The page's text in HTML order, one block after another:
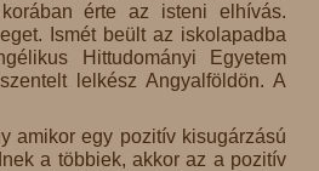
érte az isteni elhívás.
Ismét beült az iskolapadba
Hittudományi Egyetem
lelkész Angyalföldön. A
amikor egy pozitív kisugárzású
a többiek, akkor az a pozitív